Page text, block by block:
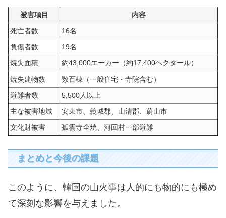
被害項目
内容
死亡者数
16名
負傷者数
19名
焼失面積
約43,000エーカー（約17,400ヘクタール）
焼失建物数
数百棟（一般住宅・寺院含む）
避難者数
5,500人以上
主な被害地域
安東市、義城郡、山清郡、蔚山市
文化財被害
孤雲寺全焼、河回村一部避難
まとめと今後の課題
このように、韓国の山火事は人的にも物的にも極め
て深刻な影響を与えました。